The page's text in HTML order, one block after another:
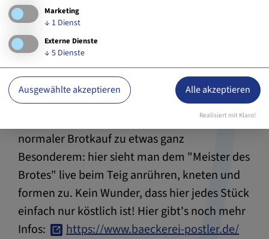
Zuschauen, wie Brotlaibe geformt werden,
erleben, wie sie aus dem knisternden Ofen
gezogen werden und dann den Duft genießen
- hmmm so lecker! In der Laibgarde - der
neuen Bio-Bäckerei in Erlangen wird ganz
normaler Brotkauf zu etwas ganz
Besonderem: hier sieht man dem "Meister des
Brotes" live beim Teig anrühren, kneten und
formen zu. Kein Wunder, dass hier jedes Stück
einfach nur köstlich ist! Hier gibt's noch mehr
Infos:
https://www.baeckerei-postler.de/
Marketing
↓ 1 Dienst
Externe Dienste
↓ 5 Dienste
Ausgewählte akzeptieren Alle akzeptieren
Realisiert mit Klaro!